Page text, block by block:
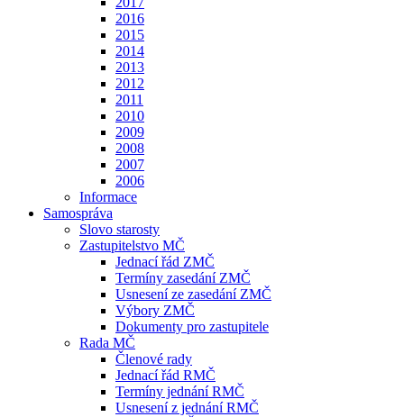
2016
2015
2014
2013
2012
2011
2010
2009
2008
2007
2006
Informace
Samospráva
Slovo starosty
Zastupitelstvo MČ
Jednací řád ZMČ
Termíny zasedání ZMČ
Usnesení ze zasedání ZMČ
Výbory ZMČ
Dokumenty pro zastupitele
Rada MČ
Členové rady
Jednací řád RMČ
Termíny jednání RMČ
Usnesení z jednání RMČ